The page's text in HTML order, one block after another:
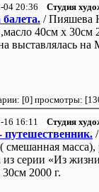
04 20:36 Студия
балета. / Пияшева
40см x 30см
выставлялась
[0] просмотры: [
16 16:11 Студия
путешественник.
смешанная масса),
из серии «Из
2000 г.